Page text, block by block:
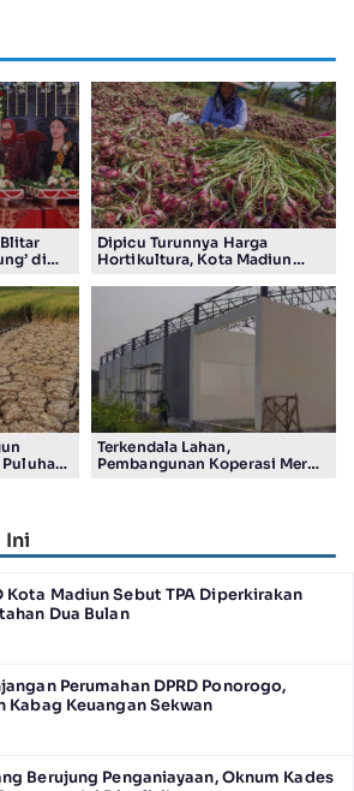
di
Dipicu Turunnya Harga
Hortikultura, Kota Madiun
Terkendala Lahan,
Pembangunan Koperasi Merah
Ini
Kota Madiun Sebut TPA Diperkirakan
Dua Bulan
Perumahan DPRD Ponorogo,
Kabag Keuangan Sekwan
Berujung Penganiayaan, Oknum Kades